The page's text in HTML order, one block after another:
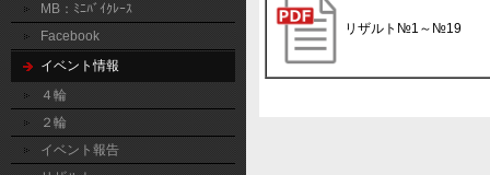
MB：ﾐﾆﾊﾞｲｸﾚｰｽ
Facebook
イベント情報
４輪
２輪
イベント報告
リザルト№1～№19